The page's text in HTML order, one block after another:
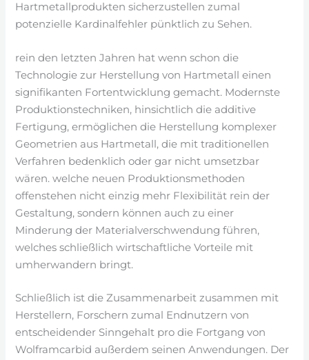
Hartmetallprodukten sicherzustellen zumal
potenzielle Kardinalfehler pünktlich zu Sehen.
rein den letzten Jahren hat wenn schon die
Technologie zur Herstellung von Hartmetall einen
signifikanten Fortentwicklung gemacht. Modernste
Produktionstechniken, hinsichtlich die additive
Fertigung, ermöglichen die Herstellung komplexer
Geometrien aus Hartmetall, die mit traditionellen
Verfahren bedenklich oder gar nicht umsetzbar
wären. welche neuen Produktionsmethoden
offenstehen nicht einzig mehr Flexibilität rein der
Gestaltung, sondern können auch zu einer
Minderung der Materialverschwendung führen,
welches schließlich wirtschaftliche Vorteile mit
umherwandern bringt.
Schließlich ist die Zusammenarbeit zusammen mit
Herstellern, Forschern zumal Endnutzern von
entscheidender Sinngehalt pro die Fortgang von
Wolframcarbid außerdem seinen Anwendungen. Der